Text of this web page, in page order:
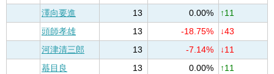
澤向要進
13 0.00%
↑11
頭師孝雄
13 -18.75%
↓43
河津清三郎
13 -7.14%
↓11
蟇目良
13 0.00%
↑11